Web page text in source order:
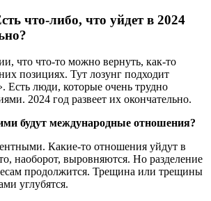
что-либо, что уйдет в 2024
что что-то можно вернуть, как-то
позициях. Тут лозунг подходит
Есть люди, которые очень трудно
2024 год развеет их окончательно.
будут международные отношения?
Какие-то отношения уйдут в
наоборот, выровняются. Но разделение
продолжится. Трещина или трещины
углубятся.